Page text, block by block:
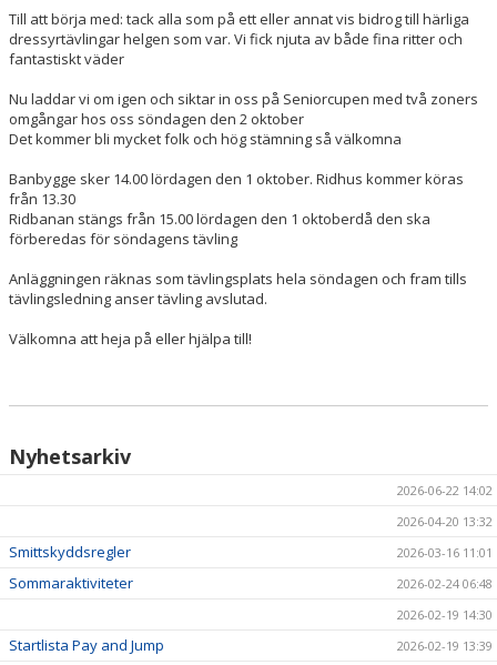
HÄSTAR
KALENDER
Till att börja med: tack alla som på ett eller annat vis bidrog till härliga
dressyrtävlingar helgen som var. Vi fick njuta av både fina ritter och
fantastiskt väder
Nu laddar vi om igen och siktar in oss på Seniorcupen med två zoners
omgångar hos oss söndagen den 2 oktober
Det kommer bli mycket folk och hög stämning så välkomna
Banbygge sker 14.00lördagen den 1 oktober. Ridhus kommer köras
från 13.30
Ridbanan stängs från 15.00lördagen den 1 oktoberdå den ska
förberedas för söndagens tävling
Anläggningen räknas som tävlingsplats hela söndagen och fram tills
tävlingsledning anser tävling avslutad.
Välkomna att heja på eller hjälpa till!
Nyhetsarkiv
2026-06-22 14:02
2026-04-20 13:32
Smittskyddsregler 2026-03-16 11:01
Sommaraktiviteter
2026-02-24 06:48
2026-02-19 14:30
Startlista Pay and Jump 2026-02-19 13:39